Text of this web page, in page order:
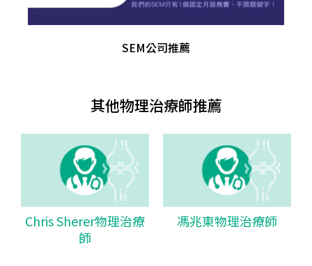
SEM公司推薦
其他物理治療師推薦
Chris Sherer物理治療
師
馮兆東物理治療師